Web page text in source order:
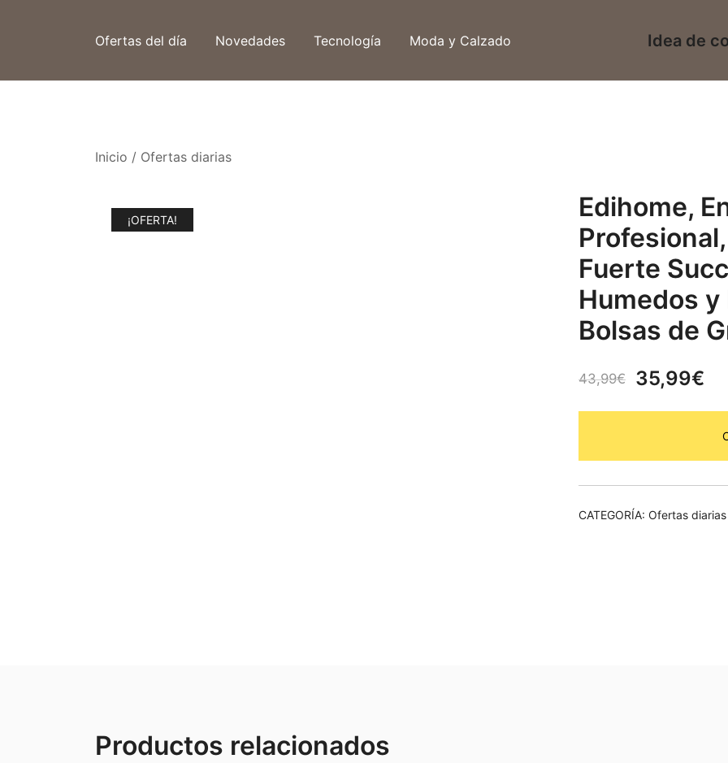
Ofertas del día Novedades Tecnología Moda y Calzado Idea de
Inicio / Ofertas diarias
¡OFERTA!
Edihome,
Fuerte
Humedos y
Bolsas de
43,99€
El
precio
43,99€.
35,99€
CATEGORÍA: Ofertas diarias
Productos relacionados